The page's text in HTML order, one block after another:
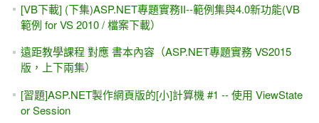
[VB下載] (下集)ASP.NET專題實務II--範例集與4.0新功能(VB
範例 for VS 2010 / 檔案下載）
遠距教學課程 對應 書本內容（ASP.NET專題實務 VS2015
版，上下兩集）
[習題]ASP.NET製作網頁版的[小]計算機 #1 -- 使用 ViewState
or Session